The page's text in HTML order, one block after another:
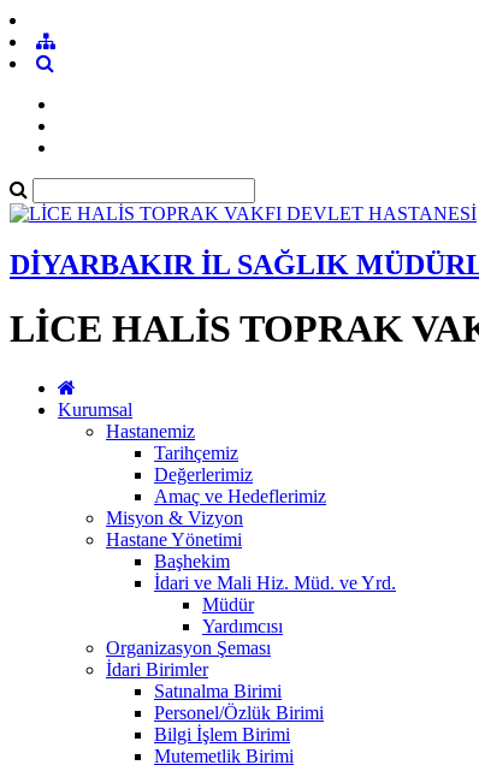
DİYARBAKIR İL SAĞLIK
LİCE HALİS TOPRAK
Kurumsal
Hastanemiz
Tarihçemiz
Değerlerimiz
Amaç ve Hedeflerimiz
Misyon & Vizyon
Hastane Yönetimi
Başhekim
İdari ve Mali Hiz. Müd. ve Yrd.
Müdür
Yardımcısı
Organizasyon Şeması
İdari Birimler
Satınalma Birimi
Personel/Özlük Birimi
Bilgi İşlem Birimi
Mutemetlik Birimi